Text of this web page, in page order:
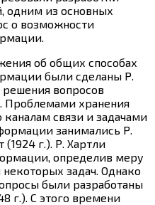
одним из основных
о возможности
об общих способах
были сделаны Р.
вопросов
Проблемами хранения
связи и задачами
занимались Р.
(1924 г.). Р. Хартли
определив меру
задач. Однако
были разработаны
г.). С этого времени